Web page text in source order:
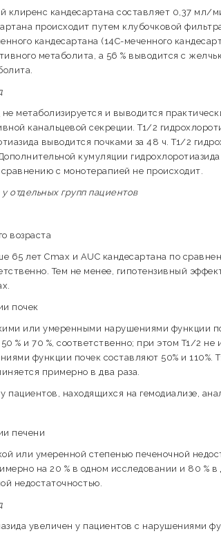
клиренс кандесартана составляет 0,37
происходит путем клубочковой
кандесартана (14С-меченного
метаболита, а 56 % выводится с
не метаболизируется и выводится
канальцевой секреции. T1/2
выводится почками за 48 ч. T1/2
кумуляции
с монотерапией не происходит.
отдельных групп пациентов
возраста
65 лет Cmaх и AUC кандесартана по
Тем не менее, гипотензивный
почек
или умеренными нарушениями функции
% и 70 %, соответственно; при этом T1/2
функции почек составляют 50% и
примерно в два раза.
пациентов, находящихся на гемодиализе,
печени
или умеренной степенью печеночной
на 20 % в одном исследовании и 80 %
недостаточностью.
увеличен у пациентов с нарушениями